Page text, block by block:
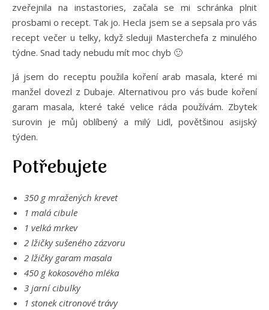
zveřejnila na instastories, začala se mi schránka plnit
prosbami o recept. Tak jo. Hecla jsem se a sepsala pro vás
recept večer u telky, když sleduji Masterchefa z minulého
týdne. Snad tady nebudu mít moc chyb 🙂
Já jsem do receptu použila koření arab masala, které mi
manžel dovezl z Dubaje. Alternativou pro vás bude koření
garam masala, které také velice ráda používám. Zbytek
surovin je můj oblíbený a milý Lidl, povětšinou asijský
týden.
Potřebujete
350 g mražených krevet
1 malá cibule
1 velká mrkev
2 lžičky sušeného zázvoru
2 lžičky garam masala
450 g kokosového mléka
3 jarní cibulky
1 stonek citronové trávy